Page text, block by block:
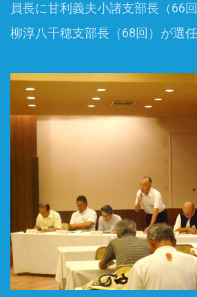
員長に甘利義夫小諸支部長（66
柳淳八千穂支部長（68回）が選任